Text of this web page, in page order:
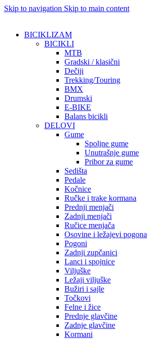
Skip to navigation Skip to main content
BICIKLIZAM
BICIKLI
MTB
Gradski / klasični
Dečiji
Trekking/Touring
BMX
Drumski
E-BIKE
Balans bicikli
DELOVI
Gume
Spoljne gume
Unutrašnje gume
Pribor za gume
Sedišta
Pedale
Kočnice
Ručke i trake kormana
Prednji menjači
Zadnji menjači
Ručice menjača
Osovine i ležajevi pogona
Pogoni
Zadnji zupčanici
Lanci i spojnice
Viljuške
Ležaji viljuške
Bužiri i sajle
Točkovi
Felne i žice
Prednje glavčine
Zadnje glavčine
Kormani